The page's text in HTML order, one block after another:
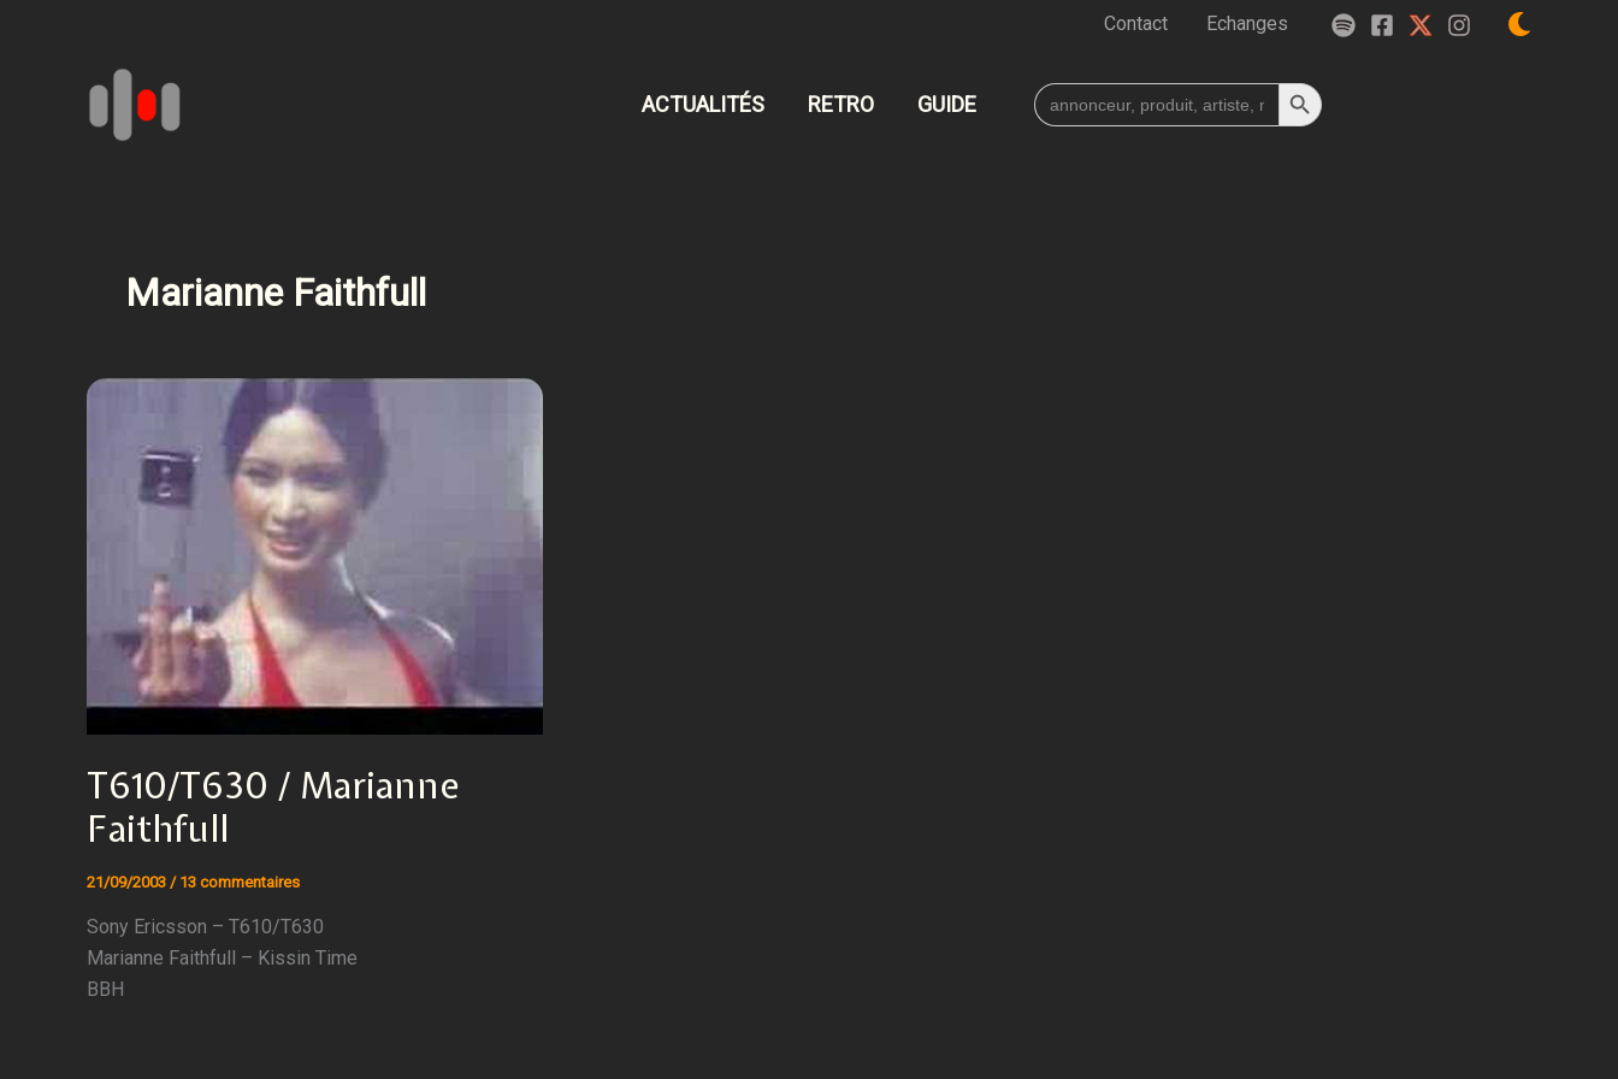
Contact Echanges
ACTUALITÉS RETRO GUIDE
Search
for:
Search Button
Marianne Faithfull
T610/T630 / Marianne
Faithfull
21/09/2003 / 13 commentaires
Sony Ericsson – T610/T630
Marianne Faithfull – Kissin Time
BBH